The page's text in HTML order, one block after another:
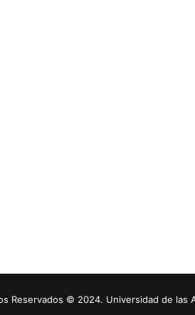
Reservados © 2024. Universidad de las